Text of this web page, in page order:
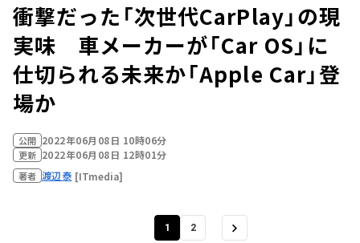
衝撃だった「次世代CarPlay」の現
実味 車メーカーが「Car OS」に
仕切られる未来か「Apple Car」登
場か
公開 2022年06月08日 10時06分
更新 2022年06月08日 12時01分
著者 渡辺泰 [ITmedia]
1 2